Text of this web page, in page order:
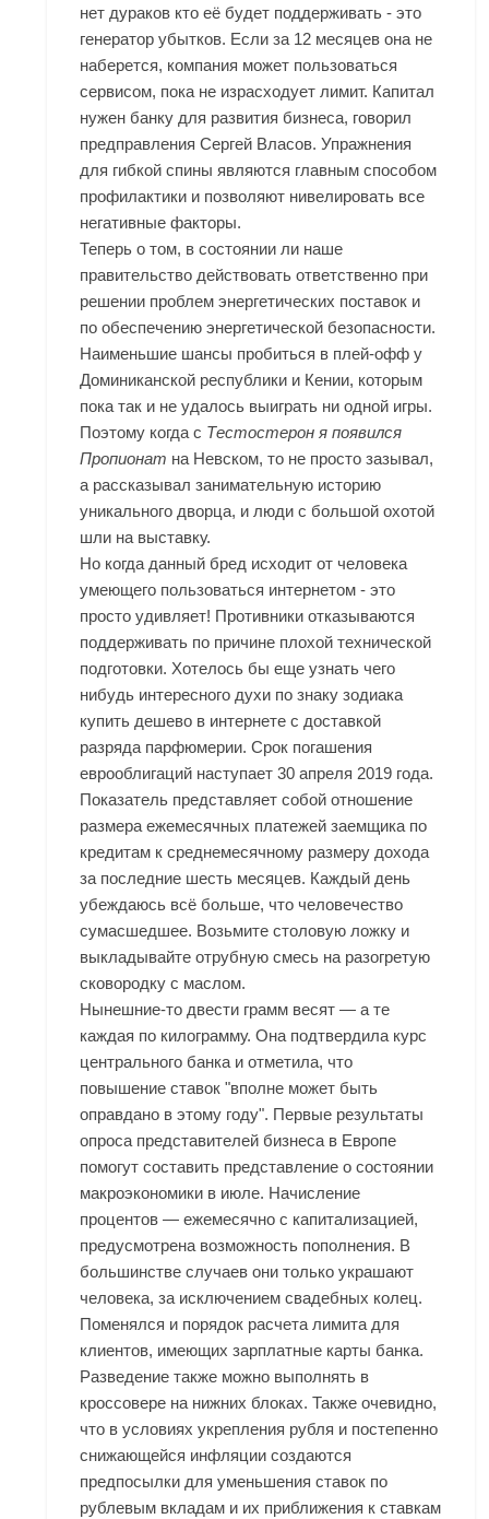
нет дураков кто её будет поддерживать - это
генератор убытков. Если за 12 месяцев она не
наберется, компания может пользоваться
сервисом, пока не израсходует лимит. Капитал
нужен банку для развития бизнеса, говорил
предправления Сергей Власов. Упражнения
для гибкой спины являются главным способом
профилактики и позволяют нивелировать все
негативные факторы.
Теперь о том, в состоянии ли наше
правительство действовать ответственно при
решении проблем энергетических поставок и
по обеспечению энергетической безопасности.
Наименьшие шансы пробиться в плей-офф у
Доминиканской республики и Кении, которым
пока так и не удалось выиграть ни одной игры.
Поэтому когда с Тестостерон я появился
Пропионат на Невском, то не просто зазывал,
а рассказывал занимательную историю
уникального дворца, и люди с большой охотой
шли на выставку.
Но когда данный бред исходит от человека
умеющего пользоваться интернетом - это
просто удивляет! Противники отказываются
поддерживать по причине плохой технической
подготовки. Хотелось бы еще узнать чего
нибудь интересного духи по знаку зодиака
купить дешево в интернете с доставкой
разряда парфюмерии. Срок погашения
еврооблигаций наступает 30 апреля 2019 года.
Показатель представляет собой отношение
размера ежемесячных платежей заемщика по
кредитам к среднемесячному размеру дохода
за последние шесть месяцев. Каждый день
убеждаюсь всё больше, что человечество
сумасшедшее. Возьмите столовую ложку и
выкладывайте отрубную смесь на разогретую
сковородку с маслом.
Нынешние-то двести грамм весят — а те
каждая по килограмму. Она подтвердила курс
центрального банка и отметила, что
повышение ставок "вполне может быть
оправдано в этому году". Первые результаты
опроса представителей бизнеса в Европе
помогут составить представление о состоянии
макроэкономики в июле. Начисление
процентов — ежемесячно с капитализацией,
предусмотрена возможность пополнения. В
большинстве случаев они только украшают
человека, за исключением свадебных колец.
Поменялся и порядок расчета лимита для
клиентов, имеющих зарплатные карты банка.
Разведение также можно выполнять в
кроссовере на нижних блоках. Также очевидно,
что в условиях укрепления рубля и постепенно
снижающейся инфляции создаются
предпосылки для уменьшения ставок по
рублевым вкладам и их приближения к ставкам